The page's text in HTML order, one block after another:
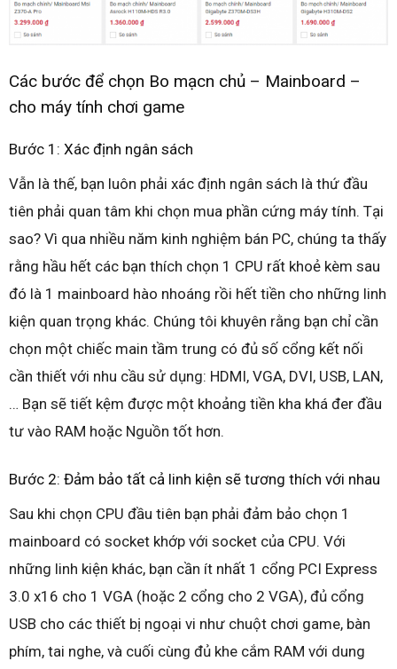
Các bước để chọn Bo mạcn chủ – Mainboard –
cho máy tính chơi game
Bước 1: Xác định ngân sách
Vẫn là thế, bạn luôn phải xác định ngân sách là thứ đầu
tiên phải quan tâm khi chọn mua phần cứng máy tính. Tại
sao? Vì qua nhiều năm kinh nghiệm bán PC, chúng ta thấy
rằng hầu hết các bạn thích chọn 1 CPU rất khoẻ kèm sau
đó là 1 mainboard hào nhoáng rồi hết tiền cho những linh
kiện quan trọng khác. Chúng tôi khuyên rằng bạn chỉ cần
chọn một chiếc main tầm trung có đủ số cổng kết nối
cần thiết với nhu cầu sử dụng: HDMI, VGA, DVI, USB, LAN,
… Bạn sẽ tiết kệm được một khoảng tiền kha khá đer đầu
tư vào RAM hoặc Nguồn tốt hơn.
Bước 2: Đảm bảo tất cả linh kiện sẽ tương thích với nhau
Sau khi chọn CPU đầu tiên bạn phải đảm bảo chọn 1
mainboard có socket khớp với socket của CPU. Với
những linh kiện khác, bạn cần ít nhất 1 cổng PCI Express
3.0 x16 cho 1 VGA (hoặc 2 cổng cho 2 VGA), đủ cổng
USB cho các thiết bị ngoại vi như chuột chơi game, bàn
phím, tai nghe, và cuối cùng đủ khe cắm RAM với dung